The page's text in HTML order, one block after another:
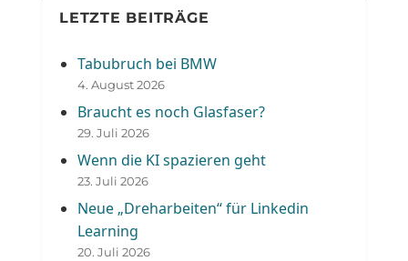
LETZTE BEITRÄGE
Tabubruch bei BMW
4. August 2026
Braucht es noch Glasfaser?
29. Juli 2026
Wenn die KI spazieren geht
23. Juli 2026
Neue „Dreharbeiten“ für Linkedin
Learning
20. Juli 2026